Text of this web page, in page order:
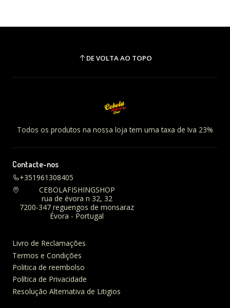
DE VOLTA AO TOPO
Todos os produtos na nossa loja tem uma taxa de Iva 23%
Contacte-nos
+351961308405
CEBOLAFISHINGSHOP
rua de évora n 32, 32
7200-347 reguengos de monsaraz
Évora - Portugal
Livro de Reclamações
Termos e Condições
Politica de reembolso
Política de Privacidade
Resolução Alternativa de Litigios